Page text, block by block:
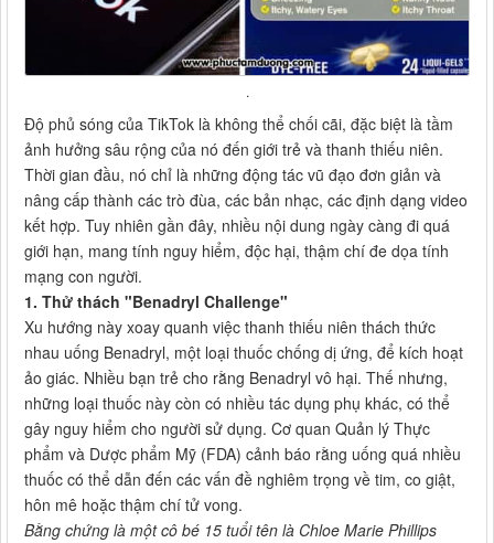
.
Độ phủ sóng của TikTok là không thể chối cãi, đặc biệt là tầm
ảnh hưởng sâu rộng của nó đến giới trẻ và thanh thiếu niên.
Thời gian đầu, nó chỉ là những động tác vũ đạo đơn giản và
nâng cấp thành các trò đùa, các bản nhạc, các định dạng video
kết hợp. Tuy nhiên gần đây, nhiều nội dung ngày càng đi quá
giới hạn, mang tính nguy hiểm, độc hại, thậm chí đe dọa tính
mạng con người.
1. Thử thách "Benadryl Challenge"
Xu hướng này xoay quanh việc thanh thiếu niên thách thức
nhau uống Benadryl, một loại thuốc chống dị ứng, để kích hoạt
ảo giác. Nhiều bạn trẻ cho rằng Benadryl vô hại. Thế nhưng,
những loại thuốc này còn có nhiều tác dụng phụ khác, có thể
gây nguy hiểm cho người sử dụng. Cơ quan Quản lý Thực
phẩm và Dược phẩm Mỹ (FDA) cảnh báo rằng uống quá nhiều
thuốc có thể dẫn đến các vấn đề nghiêm trọng về tim, co giật,
hôn mê hoặc thậm chí tử vong.
Bằng chứng là một cô bé 15 tuổi tên là Chloe Marie Phillips